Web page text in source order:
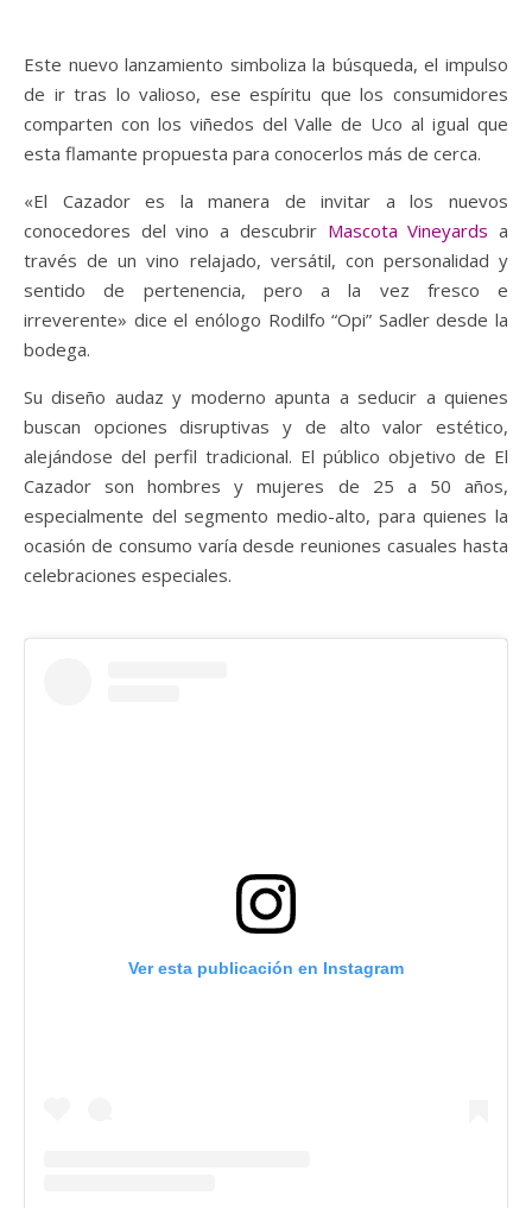
Este nuevo lanzamiento simboliza la búsqueda, el impulso
de ir tras lo valioso, ese espíritu que los consumidores
comparten con los viñedos del Valle de Uco al igual que
esta flamante propuesta para conocerlos más de cerca.
«El Cazador es la manera de invitar a los nuevos
conocedores del vino a descubrir Mascota Vineyards a
través de un vino relajado, versátil, con personalidad y
sentido de pertenencia, pero a la vez fresco e
irreverente» dice el enólogo Rodilfo “Opi” Sadler desde la
bodega.
Su diseño audaz y moderno apunta a seducir a quienes
buscan opciones disruptivas y de alto valor estético,
alejándose del perfil tradicional. El público objetivo de El
Cazador son hombres y mujeres de 25 a 50 años,
especialmente del segmento medio-alto, para quienes la
ocasión de consumo varía desde reuniones casuales hasta
celebraciones especiales.
Ver esta publicación en Instagram